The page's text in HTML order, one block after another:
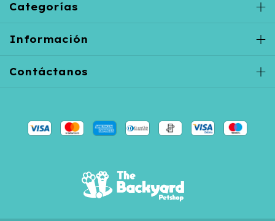
Categorías
Información
Contáctanos